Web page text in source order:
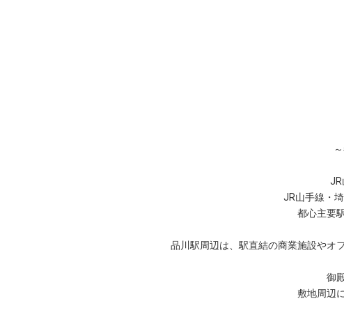
JR
JR山手線・
都心主要
品川駅周辺は、駅直結の商業施設やオ
御
敷地周辺